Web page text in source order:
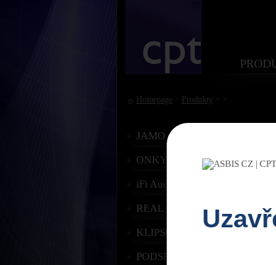
Homepage Produkty
JAMO
ONKYO
iFi Audio
REAL CABLE
KLIPSCH
PODSPEAKERS